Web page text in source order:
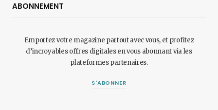
ABONNEMENT
Emportez votre magazine partout avec vous, et profitez
d’incroyables offres digitales en vous abonnant via les
plateformes partenaires.
S'ABONNER